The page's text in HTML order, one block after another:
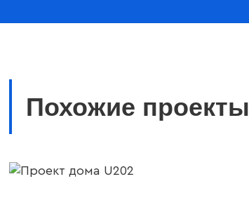
Похожие проекты